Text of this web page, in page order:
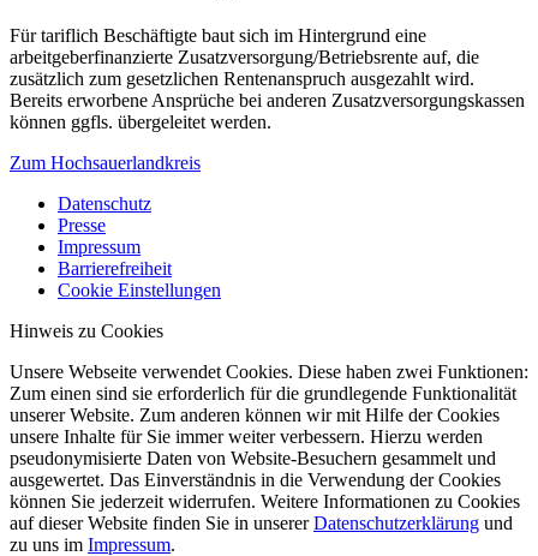
Für tariflich Beschäftigte baut sich im Hintergrund eine
arbeitgeberfinanzierte Zusatzversorgung/Betriebsrente auf, die
zusätzlich zum gesetzlichen Rentenanspruch ausgezahlt wird.
Bereits erworbene Ansprüche bei anderen Zusatzversorgungskassen
können ggfls. übergeleitet werden.
Zum Hochsauerlandkreis
Datenschutz
Presse
Impressum
Barrierefreiheit
Cookie Einstellungen
Hinweis zu Cookies
Unsere Webseite verwendet Cookies. Diese haben zwei Funktionen:
Zum einen sind sie erforderlich für die grundlegende Funktionalität
unserer Website. Zum anderen können wir mit Hilfe der Cookies
unsere Inhalte für Sie immer weiter verbessern. Hierzu werden
pseudonymisierte Daten von Website-Besuchern gesammelt und
ausgewertet. Das Einverständnis in die Verwendung der Cookies
können Sie jederzeit widerrufen. Weitere Informationen zu Cookies
auf dieser Website finden Sie in unsererDatenschutzerklärung und
zu uns im Impressum.